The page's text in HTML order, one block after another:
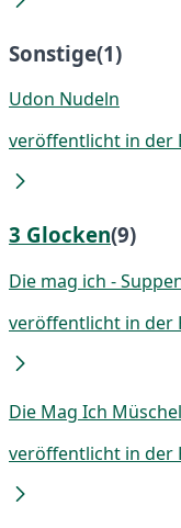
Sonstige(1)
Udon Nudeln
veröffentlicht in der
3 Glocken(9)
Die mag ich -
veröffentlicht in der
Die Mag Ich
veröffentlicht in der